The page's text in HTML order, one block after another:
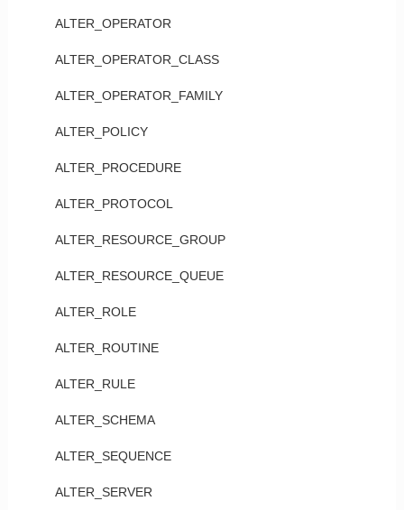
ALTER_OPERATOR
ALTER_OPERATOR_CLASS
ALTER_OPERATOR_FAMILY
ALTER_POLICY
ALTER_PROCEDURE
ALTER_PROTOCOL
ALTER_RESOURCE_GROUP
ALTER_RESOURCE_QUEUE
ALTER_ROLE
ALTER_ROUTINE
ALTER_RULE
ALTER_SCHEMA
ALTER_SEQUENCE
ALTER_SERVER